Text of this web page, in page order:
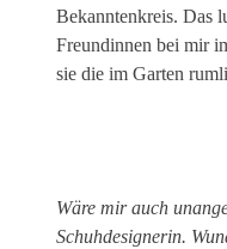
Bekanntenkreis. Das
Freundinnen bei mir
sie die im Garten
Wäre mir auch
Schuhdesignerin.